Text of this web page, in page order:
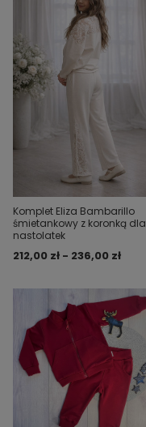
Komplet Eliza Bambarillo
śmietankowy z koronką dla
nastolatek
212,00 zł - 236,00 zł